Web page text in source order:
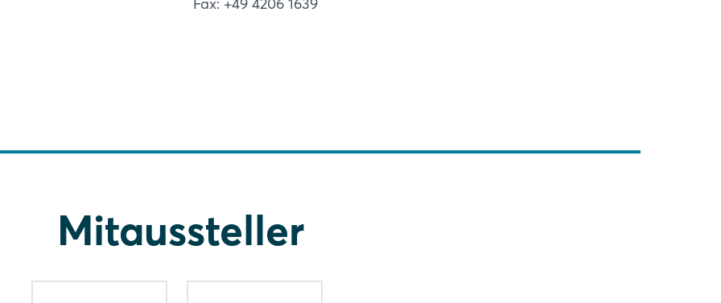
Mitaussteller